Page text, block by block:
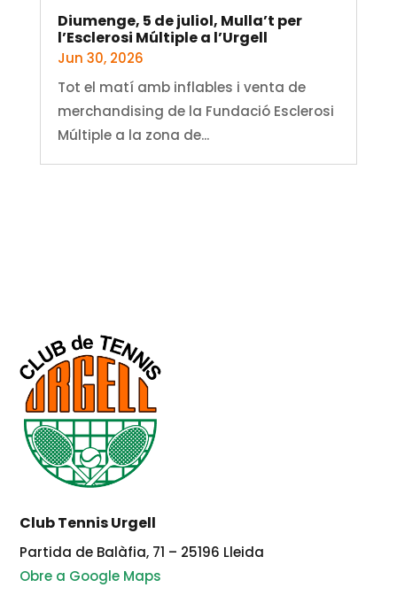
Diumenge, 5 de juliol, Mulla’t per
l’Esclerosi Múltiple a l’Urgell
Jun 30, 2026
Tot el matí amb inflables i venta de
merchandising de la Fundació Esclerosi
Múltiple a la zona de...
Club Tennis Urgell
Partida de Balàfia, 71 – 25196 Lleida
Obre a Google Maps